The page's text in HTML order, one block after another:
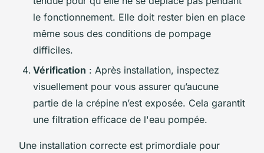
le fonctionnement. Elle doit rester bien en place
même sous des conditions de pompage
difficiles.
Vérification : Après installation, inspectez
visuellement pour vous assurer qu’aucune
partie de la crépine n’est exposée. Cela garantit
une filtration efficace de l'eau pompée.
Une installation correcte est primordiale pour